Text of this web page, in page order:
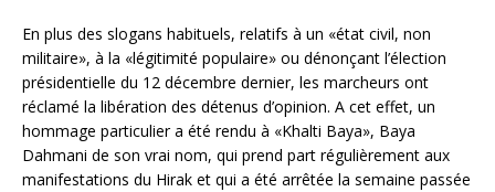
En plus des slogans habituels, relatifs à un «état civil, non
militaire», à la «légitimité populaire» ou dénonçant l’élection
présidentielle du 12 décembre dernier, les marcheurs ont
réclamé la libération des détenus d’opinion. A cet effet, un
hommage particulier a été rendu à «Khalti Baya», Baya
Dahmani de son vrai nom, qui prend part régulièrement aux
manifestations du Hirak et qui a été arrêtée la semaine passée